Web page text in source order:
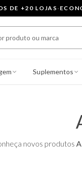
DE +20 LOJAS·
Suplementos
novos produtos